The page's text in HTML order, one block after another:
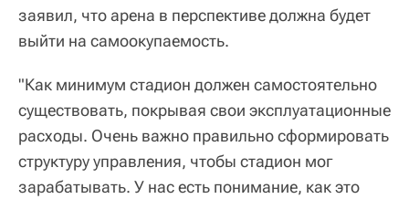
заявил, что арена в перспективе должна будет
выйти на самоокупаемость.
"Как минимум стадион должен самостоятельно
существовать, покрывая свои эксплуатационные
расходы. Очень важно правильно сформировать
структуру управления, чтобы стадион мог
зарабатывать. У нас есть понимание, как это